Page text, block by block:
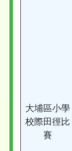
大埔區小學
校際田徑比
賽